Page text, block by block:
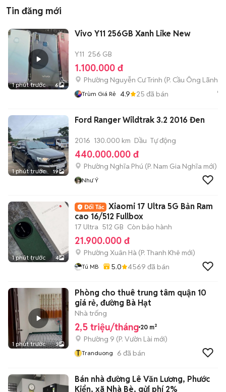
Tin đăng mới
1 phút trước 6
Vivo Y11 256GB Xanh Like New
Y11 256 GB
1.100.000 đ
Phường Nguyễn Cư Trinh (P. Cầu Ông Lãnh
Trùm Giá Rẻ 4.9 25 đã bán
1 phút trước 19
Ford Ranger Wildtrak 3.2 2016 Đen
2016 130.000 km Dầu Tự động
440.000.000 đ
Phường Nghĩa Phú (P. Nam Gia Nghĩa mới)
Như Ý
1 phút trước 4
Xiaomi 17 Ultra 5G Bản Ram
cao 16/512 Fullbox
17 Ultra 512 GB Còn bảo hành
21.900.000 đ
Phường Xuân Hà (P. Thanh Khê mới)
Tú MB 5.0 4569 đã bán
1 phút trước 3
Phòng cho thuê trung tâm quận 10
giá rẻ, đường Bà Hạt
Nhà trống
2,5 triệu/tháng 20 m²
Phường 9 (P. Vườn Lài mới)
T Tranduong 6 đã bán
Bán nhà đường Lê Văn Lương, Phước
Kiển, xã Nhà Bè, gửi phí 2%